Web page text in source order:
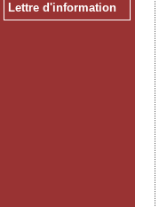
Lettre d'information